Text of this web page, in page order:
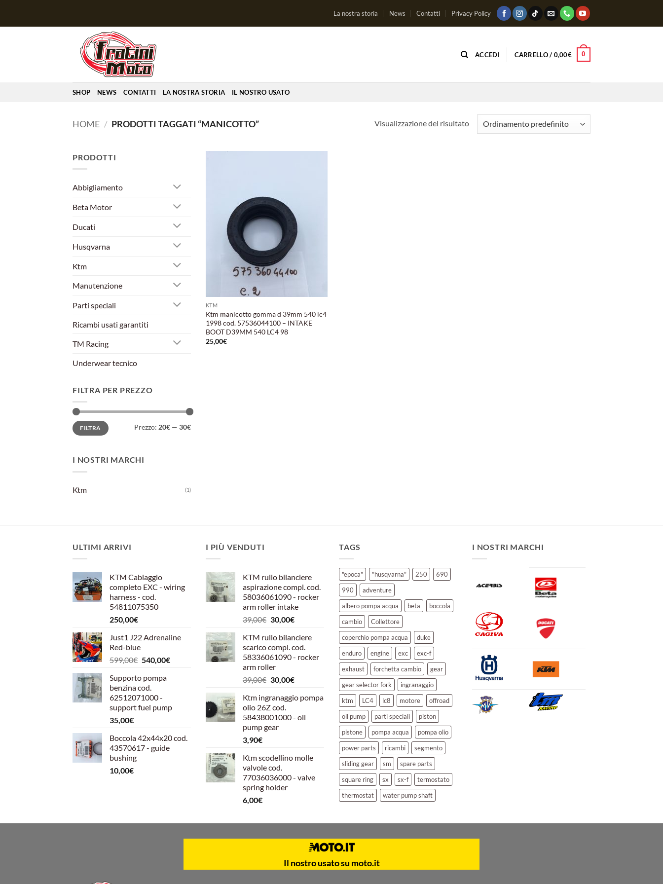
La nostra storia News Contatti Privacy Policy
ACCEDI CARRELLO / 0,00€ 0
SHOP NEWS CONTATTI LA NOSTRA STORIA IL NOSTRO USATO
HOME / PRODOTTI TAGGATI “MANICOTTO” Visualizzazione del risultato
PRODOTTI
Abbigliamento
Beta Motor
Ducati
Husqvarna
Ktm
Manutenzione
Parti speciali
Ricambi usati garantiti
TM Racing
Underwear tecnico
FILTRA PER PREZZO
Prezzo
Min
Prezzo
MaxFILTRA Prezzo: 20€ — 30€
I NOSTRI MARCHI
Ktm (1)
KTM
Ktm manicotto gomma d 39mm 540 lc4
1998 cod. 57536044100 – INTAKE
BOOT D39MM 540 LC4 98
25,00€
ULTIMI ARRIVI
KTM Cablaggio
completo EXC - wiring
harness - cod.
54811075350
250,00€
Just1 J22 Adrenaline
Red-blue
599,00€ Il
originale
era:
599,00€.
540,00€Il
Supporto pompa
benzina cod.
62512071000 -
support fuel pump
35,00€
Boccola 42x44x20 cod.
43570617 - guide
bushing
10,00€
I PIÙ VENDUTI
KTM rullo bilanciere
aspirazione compl. cod.
58036061090 - rocker
arm roller intake
39,00€ Il
originale
era:
39,00€.
30,00€Il
attuale
è:
30,00€.
KTM rullo bilanciere
scarico compl. cod.
58336061090 - rocker
arm roller
39,00€ Il
originale
era:
39,00€.
30,00€Il
attuale
30,00€.
Ktm ingranaggio pompa
olio 26Z cod.
58438001000 - oil
pump gear
3,90€
Ktm scodellino molle
valvole cod.
77036036000 - valve
spring holder
6,00€
TAGS
"epoca" "husqvarna" 250
690
990
adventure
albero pompa acqua
beta
boccola
cambio
Collettore
coperchio pompa acqua
duke
enduro
engine exc
exc-f
exhaust
forchetta cambio
gear
gear selector fork
ingranaggio
ktm
LC4 lc8 motore
offroad
oil pump
parti speciali
piston
pistone
pompa acqua
pompa olio
power parts
ricambi
segmento
sliding gear
sm
spare parts
square ring
sx sx-f
termostato
thermostat
water pump shaft
I NOSTRI MARCHI
Il nostro usato su moto.it